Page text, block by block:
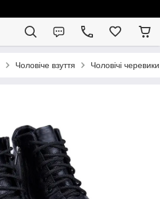
Чоловіче взуття Чоловічі